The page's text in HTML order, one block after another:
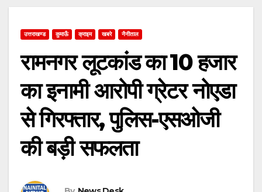
उत्तराखण्ड कुमाऊँ क्राइम खबरे नैनीताल
रामनगर लूटकांड का ₹10 हजार
का इनामी आरोपी ग्रेटर नोएडा
से गिरफ्तार, पुलिस-एसओजी
की बड़ी सफलता